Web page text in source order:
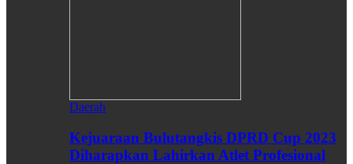
Daerah
Kejuaraan Bulutangkis DPRD Cup 2023
Diharapkan Lahirkan Atlet Profesional